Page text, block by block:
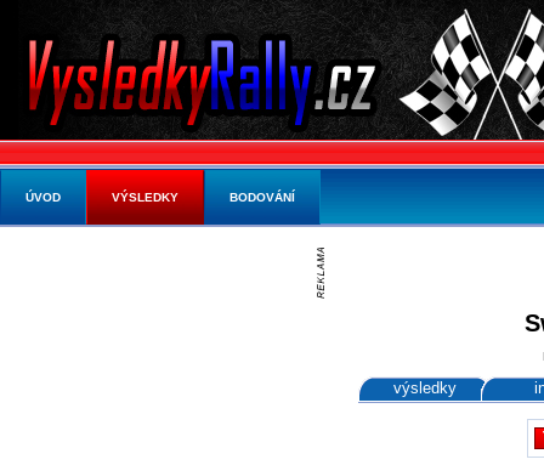
výsledky
ÚVOD VÝSLEDKY BODOVÁNÍ